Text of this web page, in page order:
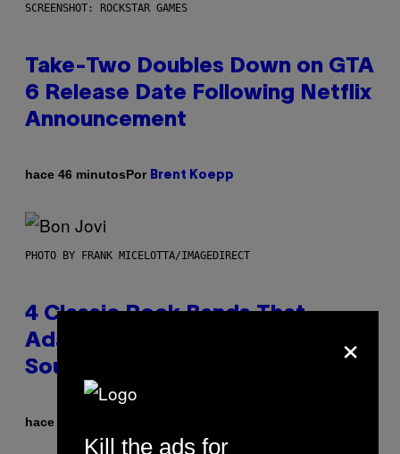
SCREENSHOT: ROCKSTAR GAMES
Take-Two Doubles Down on GTA
6 Release Date Following Netflix
Announcement
hace 46 minutosPor Brent Koepp
PHOTO BY FRANK MICELOTTA/IMAGEDIRECT
4 Classic Rock Bands That
Adapted to the New Rock
Sound of the 2000s
hace 53 minutos
×
Kill the ads for